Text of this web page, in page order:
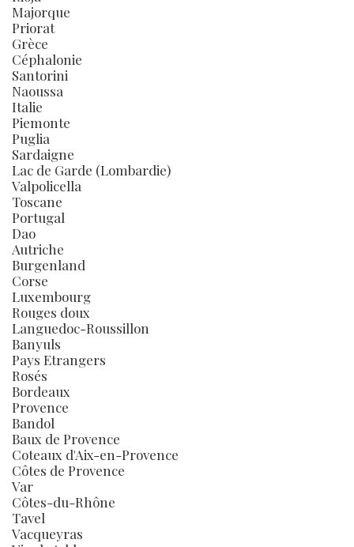
Majorque
Priorat
Grèce
Céphalonie
Santorini
Naoussa
Italie
Piemonte
Puglia
Sardaigne
Lac de Garde (Lombardie)
Valpolicella
Toscane
Portugal
Dao
Autriche
Burgenland
Corse
Luxembourg
Rouges doux
Languedoc-Roussillon
Banyuls
Pays Etrangers
Rosés
Bordeaux
Provence
Bandol
Baux de Provence
Coteaux d'Aix-en-Provence
Côtes de Provence
Var
Côtes-du-Rhône
Tavel
Vacqueyras